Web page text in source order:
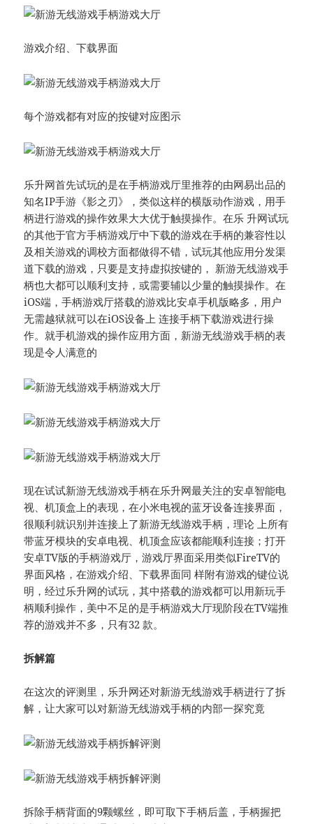
游戏介绍、下载界面
每个游戏都有对应的按键对应图示
乐升网首先试玩的是在手柄游戏厅里推荐的由网易出品的
知名IP手游《影之刃》，类似这样的横版动作游戏，用手
柄进行游戏的操作效果大大优于触摸操作。在乐 升网试玩
的其他于官方手柄游戏厅中下载的游戏在手柄的兼容性以
及相关游戏的调校方面都做得不错，试玩其他应用分发渠
道下载的游戏，只要是支持虚拟按键的， 新游无线游戏手
柄也大都可以顺利支持，或需要辅以少量的触摸操作。在
iOS端，手柄游戏厅搭载的游戏比安卓手机版略多，用户
无需越狱就可以在iOS设备上 连接手柄下载游戏进行操
作。就手机游戏的操作应用方面，新游无线游戏手柄的表
现是令人满意的
现在试试新游无线游戏手柄在乐升网最关注的安卓智能电
视、机顶盒上的表现，在小米电视的蓝牙设备连接界面，
很顺利就识别并连接上了新游无线游戏手柄，理论 上所有
带蓝牙模块的安卓电视、机顶盒应该都能顺利连接；打开
安卓TV版的手柄游戏厅，游戏厅界面采用类似FireTV的
界面风格，在游戏介绍、下载界面同 样附有游戏的键位说
明，经过乐升网的试玩，其中搭载的游戏都可以用新玩手
柄顺利操作，美中不足的是手柄游戏大厅现阶段在TV端推
荐的游戏并不多，只有32 款。
拆解篇
在这次的评测里，乐升网还对新游无线游戏手柄进行了拆
解，让大家可以对新游无线游戏手柄的内部一探究竟
拆除手柄背面的9颗螺丝，即可取下手柄后盖，手柄握把